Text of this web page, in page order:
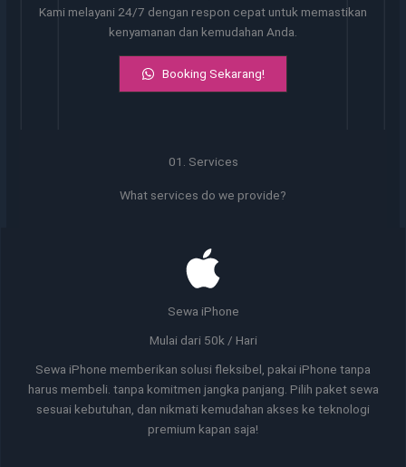
Kami melayani 24/7 dengan respon cepat untuk memastikan
kenyamanan dan kemudahan Anda.
Booking Sekarang!
01. Services
What services do we provide?
Sewa iPhone
Mulai dari 50k / Hari
Sewa iPhone memberikan solusi fleksibel, pakai iPhone tanpa
harus membeli. tanpa komitmen jangka panjang. Pilih paket sewa
sesuai kebutuhan, dan nikmati kemudahan akses ke teknologi
premium kapan saja!